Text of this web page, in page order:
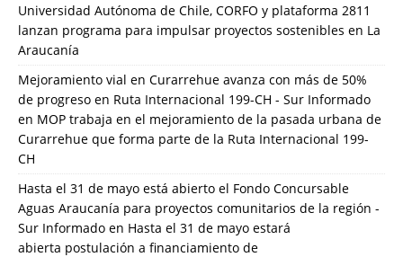
Universidad Autónoma de Chile, CORFO y plataforma 2811
lanzan programa para impulsar proyectos sostenibles en La
Araucanía
Mejoramiento vial en Curarrehue avanza con más de 50%
de progreso en Ruta Internacional 199-CH - Sur Informado
en MOP trabaja en el mejoramiento de la pasada urbana de
Curarrehue que forma parte de la Ruta Internacional 199-
CH
Hasta el 31 de mayo está abierto el Fondo Concursable
Aguas Araucanía para proyectos comunitarios de la región -
Sur Informado en Hasta el 31 de mayo estará
abierta postulación a financiamiento de